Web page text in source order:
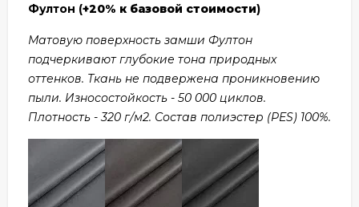
Фултон (+20% к базовой стоимости)
Матовую поверхность замши Фултон
подчеркивают глубокие тона природных
оттенков. Ткань не подвержена проникновению
пыли. Износостойкость - 50 000 циклов.
Плотность - 320 г/м2. Состав полиэстер (PES) 100%.